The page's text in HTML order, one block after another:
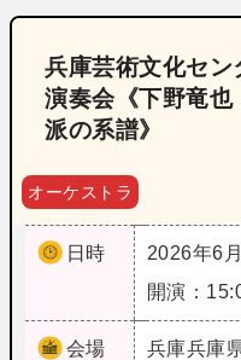
兵庫芸術文化セ
演奏会《下野竜也
派の系譜》
オーケストラ
日時
2026年6
開演：
会場 兵庫兵庫